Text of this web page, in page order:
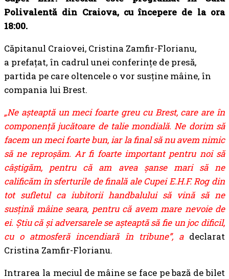
Polivalentă din Craiova, cu începere de la ora
18:00.
Căpitanul Craiovei, Cristina Zamfir-Florianu,
a prefațat, în cadrul unei conferințe de presă,
partida pe care oltencele o vor susține mâine, în
compania lui Brest.
„Ne aşteaptă un meci foarte greu cu Brest, care are în
componenţă jucătoare de talie mondială. Ne dorim să
facem un meci foarte bun, iar la final să nu avem nimic
să ne reproşăm. Ar fi foarte important pentru noi să
câştigăm, pentru că am avea şanse mari să ne
calificăm în sferturile de finală ale Cupei E.H.F. Rog din
tot sufletul ca iubitorii handbalului să vină să ne
susţină mâine seara, pentru că avem mare nevoie de
ei. Ştiu că şi adversarele se aşteaptă să fie un joc dificil,
cu o atmosferă incendiară în tribune”, adeclarat
Cristina Zamfir-Florianu.
Intrarea la meciul de mâine se face pe bază de bilet